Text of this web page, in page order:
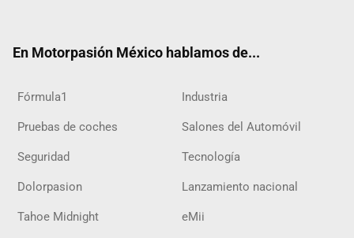
En Motorpasión México hablamos de...
Fórmula1 Industria
Pruebas de coches Salones del Automóvil
Seguridad Tecnología
Dolorpasion Lanzamiento nacional
Tahoe Midnight eMii